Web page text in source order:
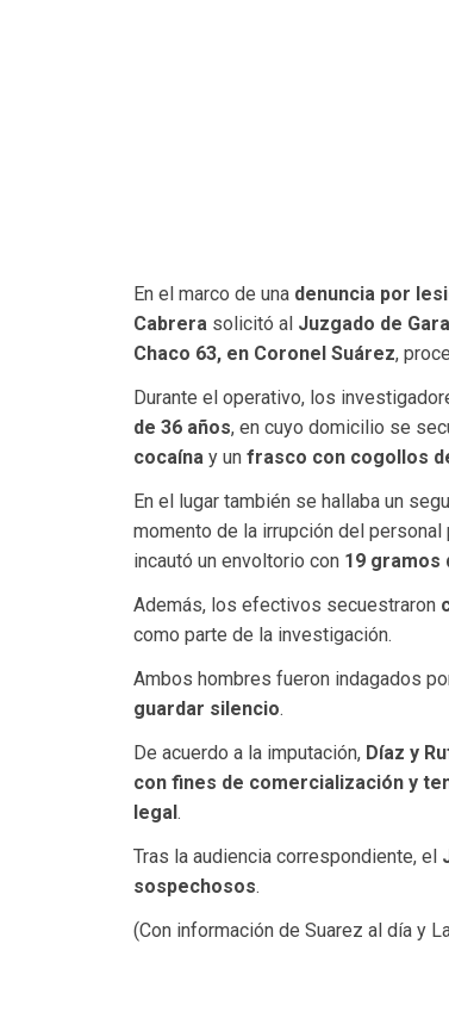
En el marco de una denuncia por
Cabrera solicitó al Juzgado de
Chaco 63, en Coronel Suárez,
Durante el operativo, los
de 36 años, en cuyo domicilio se
cocaína y un frasco con cogollos
En el lugar también se hallaba un
momento de la irrupción del personal
incautó un envoltorio con 19 gramos
Además, los efectivos secuestraron
como parte de la investigación.
Ambos hombres fueron indagados
guardar silencio.
De acuerdo a la imputación, Díaz y
con fines de comercialización y
legal.
Tras la audiencia correspondiente, el
sospechosos.
(Con información de Suarez al día y